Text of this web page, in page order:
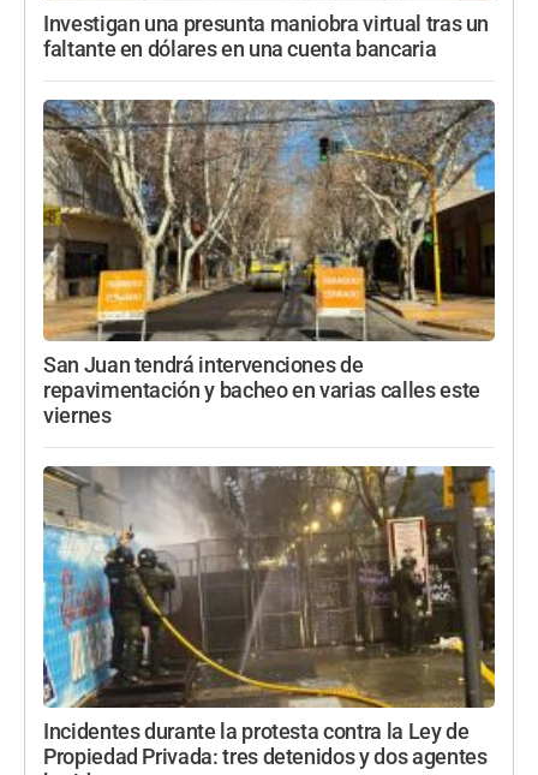
Investigan una presunta maniobra virtual tras un
faltante en dólares en una cuenta bancaria
San Juan tendrá intervenciones de
repavimentación y bacheo en varias calles este
viernes
Incidentes durante la protesta contra la Ley de
Propiedad Privada: tres detenidos y dos agentes